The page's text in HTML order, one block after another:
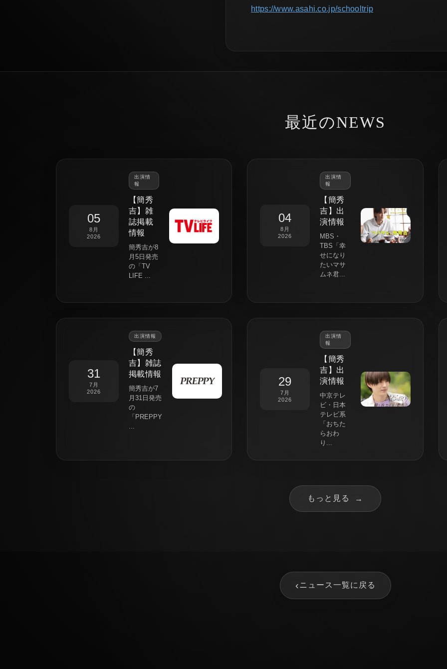
https://www.asahi.co.jp/schooltrip
最近のNEWS
05
8月
2026
出演情
報
【簡秀
吉】雑
誌掲載
情報
簡秀吉が8
月5日発売
の「TV
LIFE ...
04
8月
2026
出演情
報
【簡秀
吉】出
演情報
MBS・
TBS「幸
せになり
たいマサ
ムネ君...
31
7月
2026
出演情報
【簡秀
吉】雑誌
掲載情報
簡秀吉が7
月31日発売
の
「PREPPY
...
29
7月
2026
出演情
報
【簡秀
吉】出
演情報
中京テレ
ビ・日本
テレビ系
「おちた
らおわ
り...
もっと見る →
‹ニュース一覧に戻る